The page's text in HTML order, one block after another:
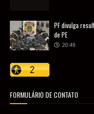
PF divulga
de PE
20:49
FORMULÁRIO DE CONTATO